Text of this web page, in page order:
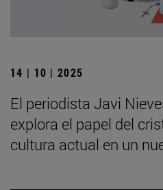
14 | 10 | 2025
El periodista Javi
explora el papel del
cultura actual en un